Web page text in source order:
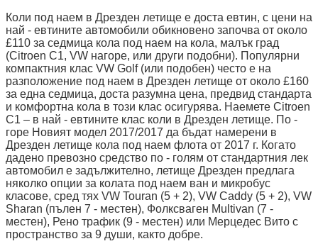
Коли под наем в Дрезден летище е доста евтин, с цени на
най - евтините автомобили обикновено започва от около
£110 за седмица кола под наем на кола, малък град
(Citroen C1, VW нагоре, или други подобни). Популярни
компактния клас VW Golf (или подобен) често е на
разположение под наем в Дрезден летище от около £160
за една седмица, доста разумна цена, предвид стандарта
и комфортна кола в този клас осигурява. Наемете Citroen
C1 – в най - евтините клас коли в Дрезден летище. По -
горе Новият модел 2017/2017 да бъдат намерени в
Дрезден летище кола под наем флота от 2017 г. Когато
дадено превозно средство по - голям от стандартния лек
автомобил е задължително, летище Дрезден предлага
няколко опции за колата под наем ван и микробус
класове, сред тях VW Touran (5 + 2), VW Caddy (5 + 2), VW
Sharan (пълен 7 - местен), Фолксваген Multivan (7 -
местен), Рено трафик (9 - местен) или Мерцедес Вито с
пространство за 9 души, както добре.